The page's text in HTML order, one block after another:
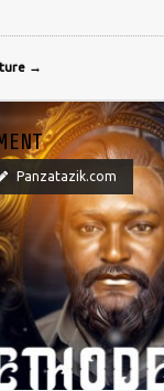
→
Panzatazik.com